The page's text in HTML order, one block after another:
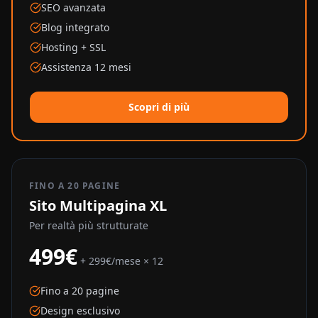
SEO avanzata
Blog integrato
Hosting + SSL
Assistenza 12 mesi
Scopri di più
FINO A 20 PAGINE
Sito Multipagina XL
Per realtà più strutturate
499€ + 299€/mese × 12
Fino a 20 pagine
Design esclusivo